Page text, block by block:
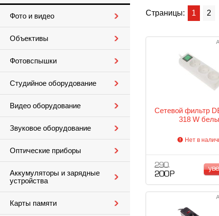
Фото и видео
Объективы
Фотовспышки
Студийное оборудование
Видео оборудование
Звуковое оборудование
Оптические приборы
Аккумуляторы и зарядные
устройства
Карты памяти
Страницы: 1 2
Сетевой фильтр
318 W
Нет в
290
200 Р